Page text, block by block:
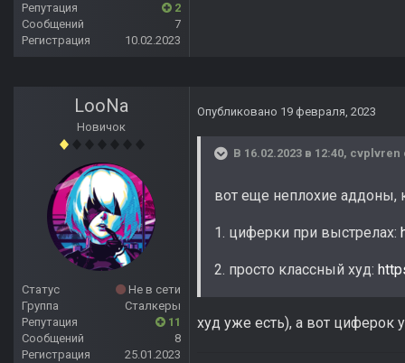
Репутация
2
Сообщений
7
Регистрация
10.02.2023
LooNa
Новичок
Статус
Не в сети
Группа
Сталкеры
Репутация
11
Сообщений
8
Регистрация
25.01.2023
Опубликовано 19 февраля, 2023
В 16.02.2023 в 12:40, cvplvren
вот еще неплохие аддоны,
1. циферки при выстрелах:
2. просто классный худ:
худ уже есть), а вот циферок